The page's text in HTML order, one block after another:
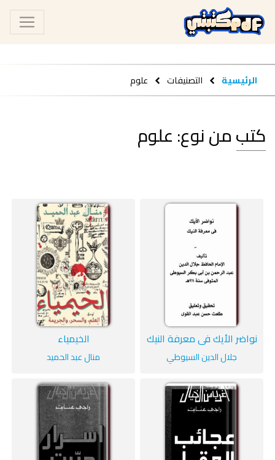
الرئيسية التصنيفات علوم
كتب من نوع: علوم
نواضر الأيك في معرفة النيك
جلال الدين السيوطي
الخيمياء
منال عبد الحميد